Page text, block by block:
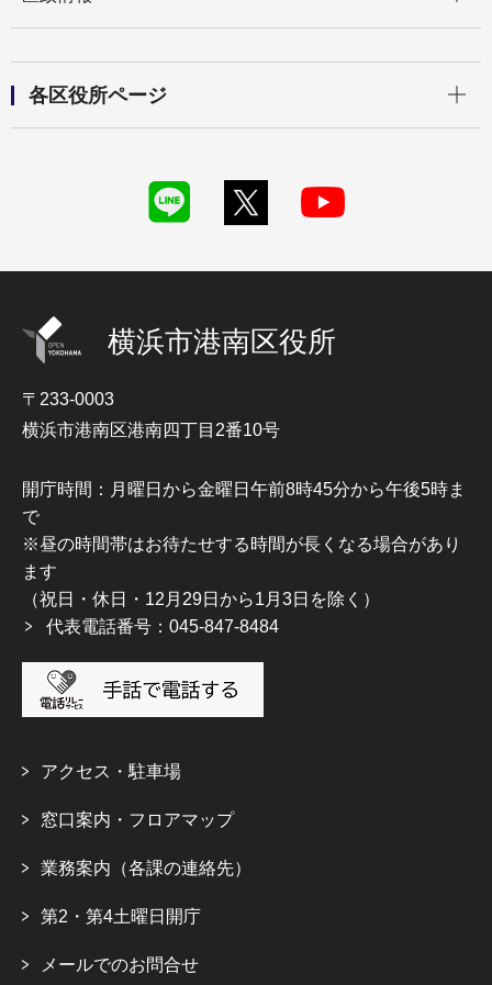
各区役所ページ
横浜市港南区役所
〒233-0003
横浜市港南区港南四丁目2番10号
開庁時間：月曜日から金曜日午前8時45分から午後5時ま
で
※昼の時間帯はお待たせする時間が長くなる場合があり
ます
（祝日・休日・12月29日から1月3日を除く）
代表電話番号：045-847-8484
アクセス・駐車場
窓口案内・フロアマップ
業務案内（各課の連絡先）
第2・第4土曜日開庁
メールでのお問合せ